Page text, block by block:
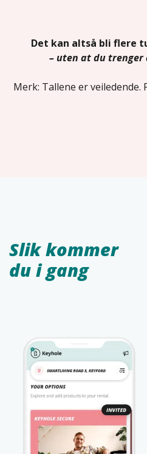
Det kan altså bli flere
– uten at du trenger
Merk: Tallene er veiledende.
Slik kommer
du i gang